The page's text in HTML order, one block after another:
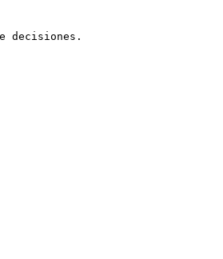
decisiones.